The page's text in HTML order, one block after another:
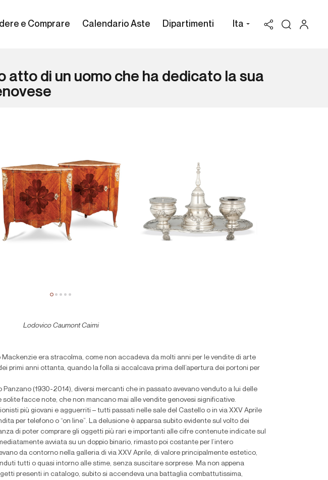
e Comprare Calendario Aste Dipartimenti Ita
atto di un uomo che ha dedicato la sua
Lodovico Caumont Caimi
Mackenzie era stracolma, come non accadeva da molti anni per le vendite di arte
primi anni ottanta, quando la folla si accalcava prima dell’apertura dei portoni per
(1930-2014), diversi mercanti che in passato avevano venduto a lui delle
facce note, che non mancano mai alle vendite genovesi significative.
più giovani e agguerriti – tutti passati nelle sale del Castello o in via XXV Aprile
per telefono o “on line”. La delusione è apparsa subito evidente sul volto dei
di poter comprare gli oggetti più rari e importanti alle cifre contenute indicate sul
avviata su un doppio binario, rimasto poi costante per l’intero
da contorno nella galleria di via XXV Aprile, di valore principalmente estetico,
tutti o quasi intorno alle stime, senza suscitare sorprese. Ma non appena
presenti in catalogo, subito si accendeva una battaglia combattutissima,